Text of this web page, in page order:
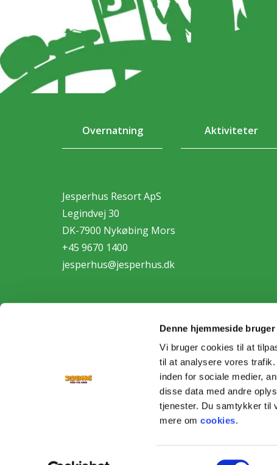
Denne hjemmeside
Vi bruger cookies til at
til at analysere vores
inden for sociale medier,
disse data med andre
tjenester. Du samtykker til
mere omcookies.
Samtykkevalg
Overnatning Aktiviteter
Jesperhus Resort ApS
Legindvej 30
DK-7900 Nykøbing Mors
+45 9670 1400
jesperhus@jesperhus.dk